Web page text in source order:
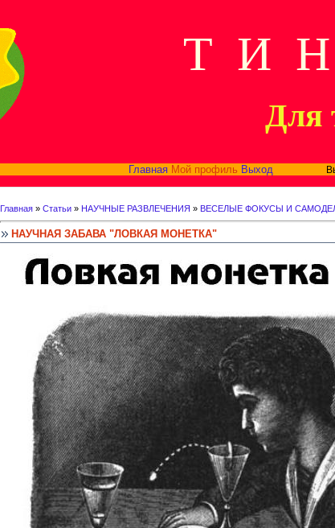
Т И
Для
Главная Мой профиль ВыходВы
Главная » Статьи » НАУЧНЫЕ РАЗВЛЕЧЕНИЯ » ВЕСЕЛЫЕ ФОКУСЫ И
НАУЧНАЯ ЗАБАВА "ЛОВКАЯ МОНЕТКА"